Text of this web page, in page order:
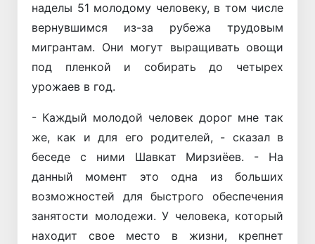
наделы 51 молодому человеку, в том числе
вернувшимся из-за рубежа трудовым
мигрантам. Они могут выращивать овощи
под пленкой и собирать до четырех
урожаев в год.
- Каждый молодой человек дорог мне так
же, как и для его родителей, - сказал в
беседе с ними Шавкат Мирзиёев. - На
данный момент это одна из больших
возможностей для быстрого обеспечения
занятости молодежи. У человека, который
находит свое место в жизни, крепнет